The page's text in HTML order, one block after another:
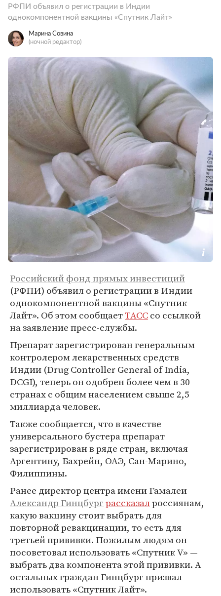
РФПИ объявил о регистрации в Индии
однокомпонентной вакцины «Спутник Лайт»
Марина Совина
(ночной редактор)
Российский фонд прямых инвестиций
(РФПИ) объявил о регистрации в Индии
однокомпонентной вакцины «Спутник
Лайт». Об этом сообщаетТАССсо ссылкой
на заявление пресс-службы.
Препарат зарегистрирован генеральным
контролером лекарственных средств
Индии (Drug Controller General of India,
DCGI), теперь он одобрен более чем в 30
странах с общим населением свыше 2,5
миллиарда человек.
Также сообщается, что в качестве
универсального бустера препарат
зарегистрирован в ряде стран, включая
Аргентину, Бахрейн, ОАЭ, Сан-Марино,
Филиппины.
Ранее директор центра имени Гамалеи
Александр Гинцбурграссказалроссиянам,
какую вакцину стоит выбрать для
повторной ревакцинации, то есть для
третьей прививки. Пожилым людям он
посоветовал использовать «Спутник V» —
выбрать два компонента этой прививки. А
остальных граждан Гинцбург призвал
использовать «Спутник Лайт».